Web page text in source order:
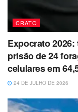
CRATO
Expocrato
prisão de 24
celulares em
24 DE JULHO DE 2026